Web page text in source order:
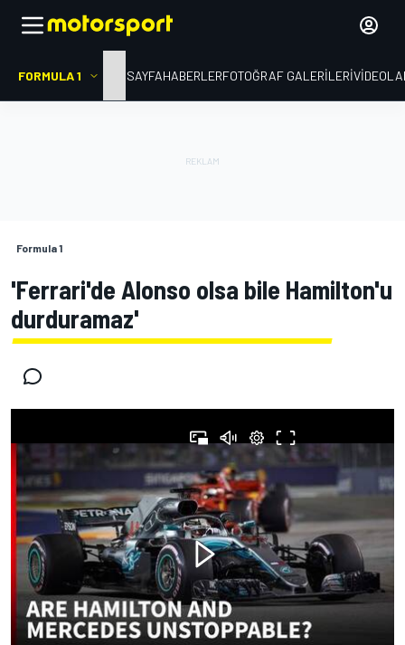
FORMULA 1 ANA SAYFAHABERLERFOTOĞRAF GALERILERI
Formula 1
'Ferrari'de Alonso olsa bile Hamilton'u
durduramaz'